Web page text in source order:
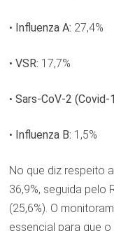
• Influenza A: 27,4%
• VSR: 17,7%
• Sars-CoV-2 (Covid-
• Influenza B: 1,5%
No que diz respeito
36,9%, seguida pelo
(25,6%). O
essencial para que